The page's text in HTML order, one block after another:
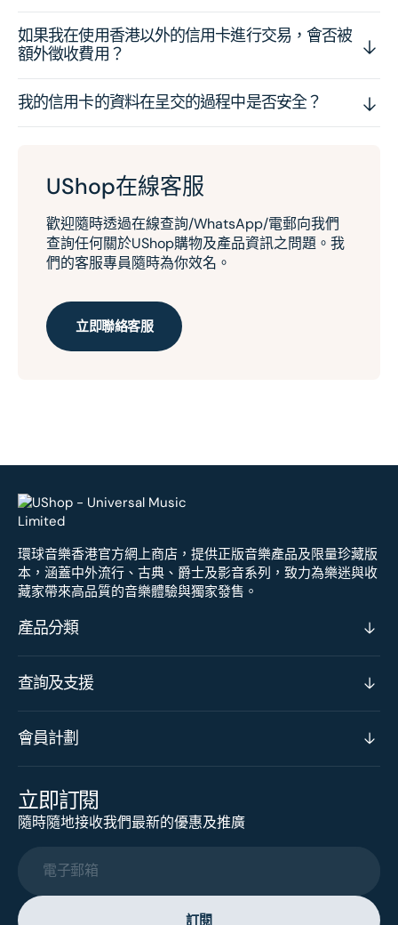
如果我在使用香港以外的信用卡進行交易，會否被
額外徵收費用？
我的信用卡的資料在呈交的過程中是否安全？
UShop在線客服
歡迎隨時透過在線查詢/WhatsApp/電郵向我們
查詢任何關於UShop購物及產品資訊之問題。我
們的客服專員隨時為你效名。
立即聯絡客服
環球音樂香港官方網上商店，提供正版音樂產品及限量珍藏版
本，涵蓋中外流行、古典、爵士及影音系列，致力為樂迷與收
藏家帶來高品質的音樂體驗與獨家發售。
產品分類
查詢及支援
會員計劃
立即訂閱
隨時隨地接收我們最新的優惠及推廣
電子郵箱
訂閱